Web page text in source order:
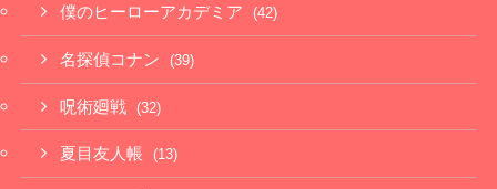
僕のヒーローアカデミア (42)
名探偵コナン (39)
呪術廻戦 (32)
夏目友人帳 (13)